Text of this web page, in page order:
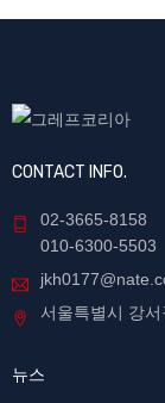
CONTACT INFO.
02-3665-8158
010-6300-5503
서울특별시 강
뉴스